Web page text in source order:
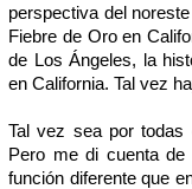
perspectiva del
Fiebre de Oro en
de Los Ángeles, la
en California. Tal vez
Tal vez sea por
Pero me di cuenta
función diferente que